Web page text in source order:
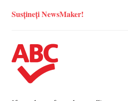
Susțineți NewsMaker!